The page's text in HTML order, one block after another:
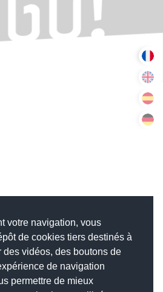
votre navigation, vous
de cookies tiers destinés à
des vidéos, des boutons de
de navigation
permettre de mieux